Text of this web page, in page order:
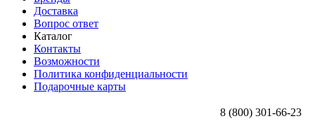
Доставка
Вопрос ответ
Каталог
Контакты
Возможности
Политика конфиденциальности
Подарочные карты
8 (800) 301-66-23